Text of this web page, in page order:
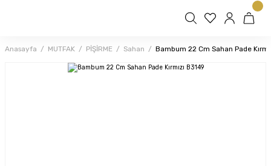
Anasayfa MUTFAK PİŞİRME Sahan Bambum 22 Cm Sahan Pade